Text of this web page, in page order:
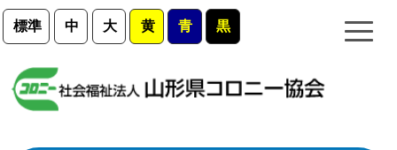
標準 中 大 黄 青 黒